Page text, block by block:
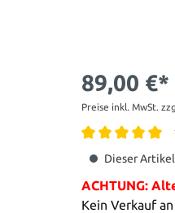
89,00 €*
Preise inkl. MwSt.
Dieser
ACHTUNG:
Kein Verkauf